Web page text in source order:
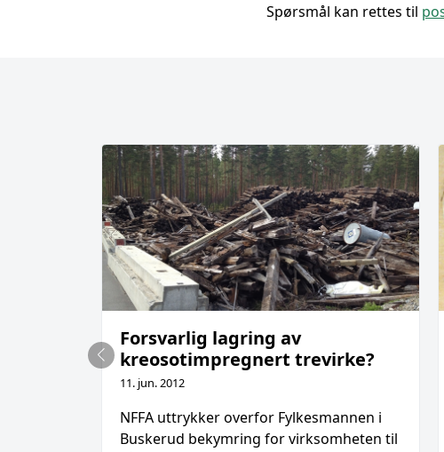
Spørsmål kan rettes til
Forsvarlig lagring av
kreosotimpregnert trevirke?
11. jun. 2012
NFFA uttrykker overfor Fylkesmannen i
Buskerud bekymring for virksomheten til